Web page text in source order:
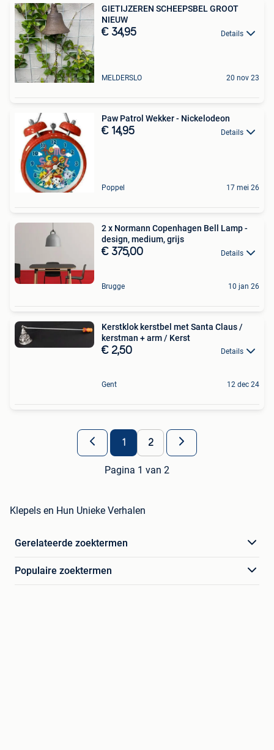
GIETIJZEREN SCHEEPSBEL GROOT
NIEUW
€ 34,95 Details
MELDERSLO 20 nov 23
Paw Patrol Wekker - Nickelodeon
€ 14,95 Details
Poppel 17 mei 26
2 x Normann Copenhagen Bell Lamp -
design, medium, grijs
€ 375,00 Details
Brugge 10 jan 26
Kerstklok kerstbel met Santa Claus /
kerstman + arm / Kerst
€ 2,50 Details
Gent 12 dec 24
1 2
Pagina 1 van 2
Klepels en Hun Unieke Verhalen
Gerelateerde zoektermen
Populaire zoektermen